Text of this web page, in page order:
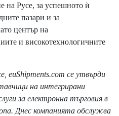
на Русе, за успешното ѝ
пазари и за
център на
и високотехнологичните
euShipments.com се утвърди
на интегрирани
за електронна търговия в
Днес компанията обслужва